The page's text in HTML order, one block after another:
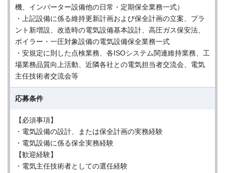
機、インバーター設備他の日常・定期保全業務一式）
・上記設備に係る維持更新計画および保全計画の立案、プラ
ント新増設、改造時の電気設備基本設計、高圧ガス保安法、
ボイラー・一圧対象設備の電気設備保全業務一式
・安規定に則した点検業務、各ISOシステム関連維持業務、工
場業務品質向上活動、近隣各社との電気担当者交流会、電気
主任技術者交流会等
応募条件
【必須事項】
・電気設備の設計、または保全計画の実務経験
・電気設備に係る保全実務経験
【歓迎経験】
・電気主任技術者としての選任経験